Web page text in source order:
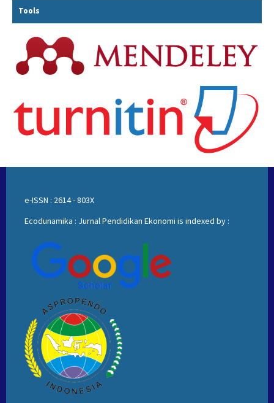
Tools
e-ISSN : 2614 - 803X
Ecodunamika : Jurnal Pendidikan Ekonomi is indexed by :